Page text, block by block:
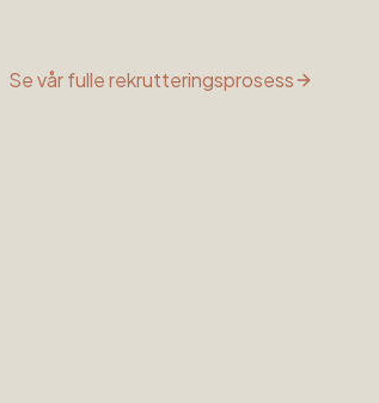
Se vår fulle rekrutteringsprosess